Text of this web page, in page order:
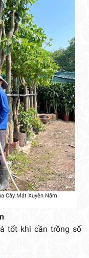
Cây Mát Xuyên Năm
tốt khi cần trồng số